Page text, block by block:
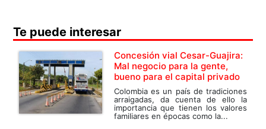
Te puede interesar
Concesión vial Cesar-Guajira:
Mal negocio para la gente,
bueno para el capital privado
Colombia es un país de tradiciones
arraigadas, da cuenta de ello la
importancia que tienen los valores
familiares en épocas como la...